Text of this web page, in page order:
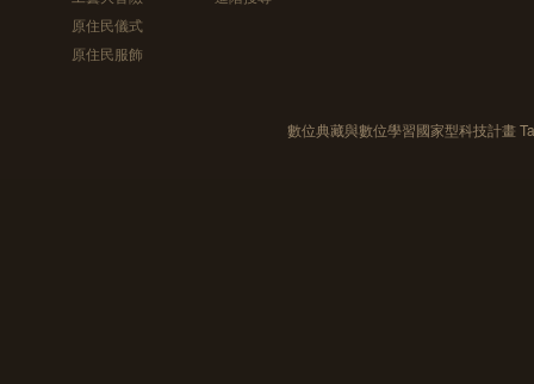
原住民儀式
原住民服飾
數位典藏與數位學習國家型科技計畫